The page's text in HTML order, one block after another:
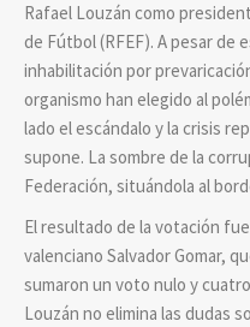
Rafael Louzán como
de Fútbol (RFEF). A pesar de
inhabilitación por
organismo han elegido al
lado el escándalo y la crisis
supone. La sombre de la
Federación, situándola al
El resultado de la votación
valenciano Salvador Gomar,
sumaron un voto nulo y
Louzán no elimina las dudas